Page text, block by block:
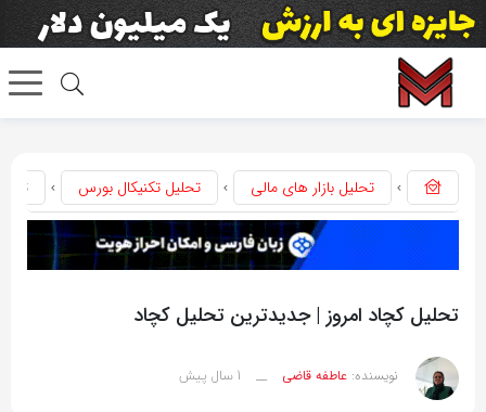
تحلیل بازار های مالی تحلیل تکنیکال بورس
تحلیل کچاد امروز | جدیدترین تحلیل کچاد
نویسنده: عاطفه قاضی __ 1 سال پیش